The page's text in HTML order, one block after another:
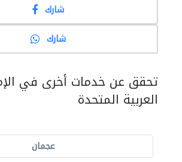
شارك
شارك
تحقق عن خدمات أخرى في
العربية المتحدة
عجمان